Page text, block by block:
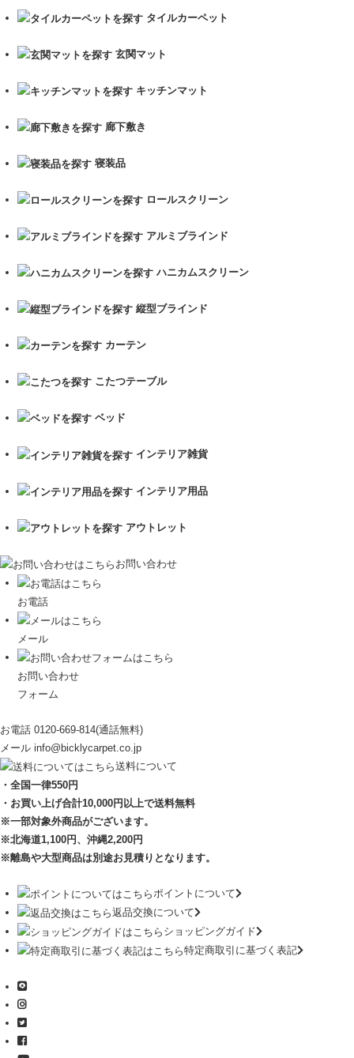
り
タイルカーペット
玄関マット
キッチンマット
廊下敷き
寝装品
ロールスクリーン
アルミブラインド
ハニカムスクリーン
縦型ブラインド
カーテン
こたつテーブル
ベッド
インテリア雑貨
インテリア用品
アウトレット
お問い合わせ
お電話
メール
お問い合わせ
フォーム
お電話 0120-669-814(通話無料)
メール info@bicklycarpet.co.jp
送料について
・全国一律550円
・お買い上げ合計10,000円 以上で送料無料
※一部対象外商品がございます。
※北海道1,100円 、沖縄2,200円
※離島や大型商品は別途お見積りとなります。
ポイントについて
返品交換について
ショッピングガイド
特定商取引に基づく表記